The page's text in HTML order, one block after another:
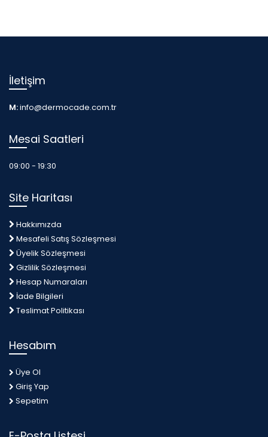
İletişim
M:info@dermocade.com.tr
Mesai Saatleri
09:00 - 19:30
Site Haritası
Hakkımızda
Mesafeli Satış Sözleşmesi
Üyelik Sözleşmesi
Gizlilik Sözleşmesi
Hesap Numaraları
İade Bilgileri
Teslimat Politikası
Hesabım
Üye Ol
Giriş Yap
Sepetim